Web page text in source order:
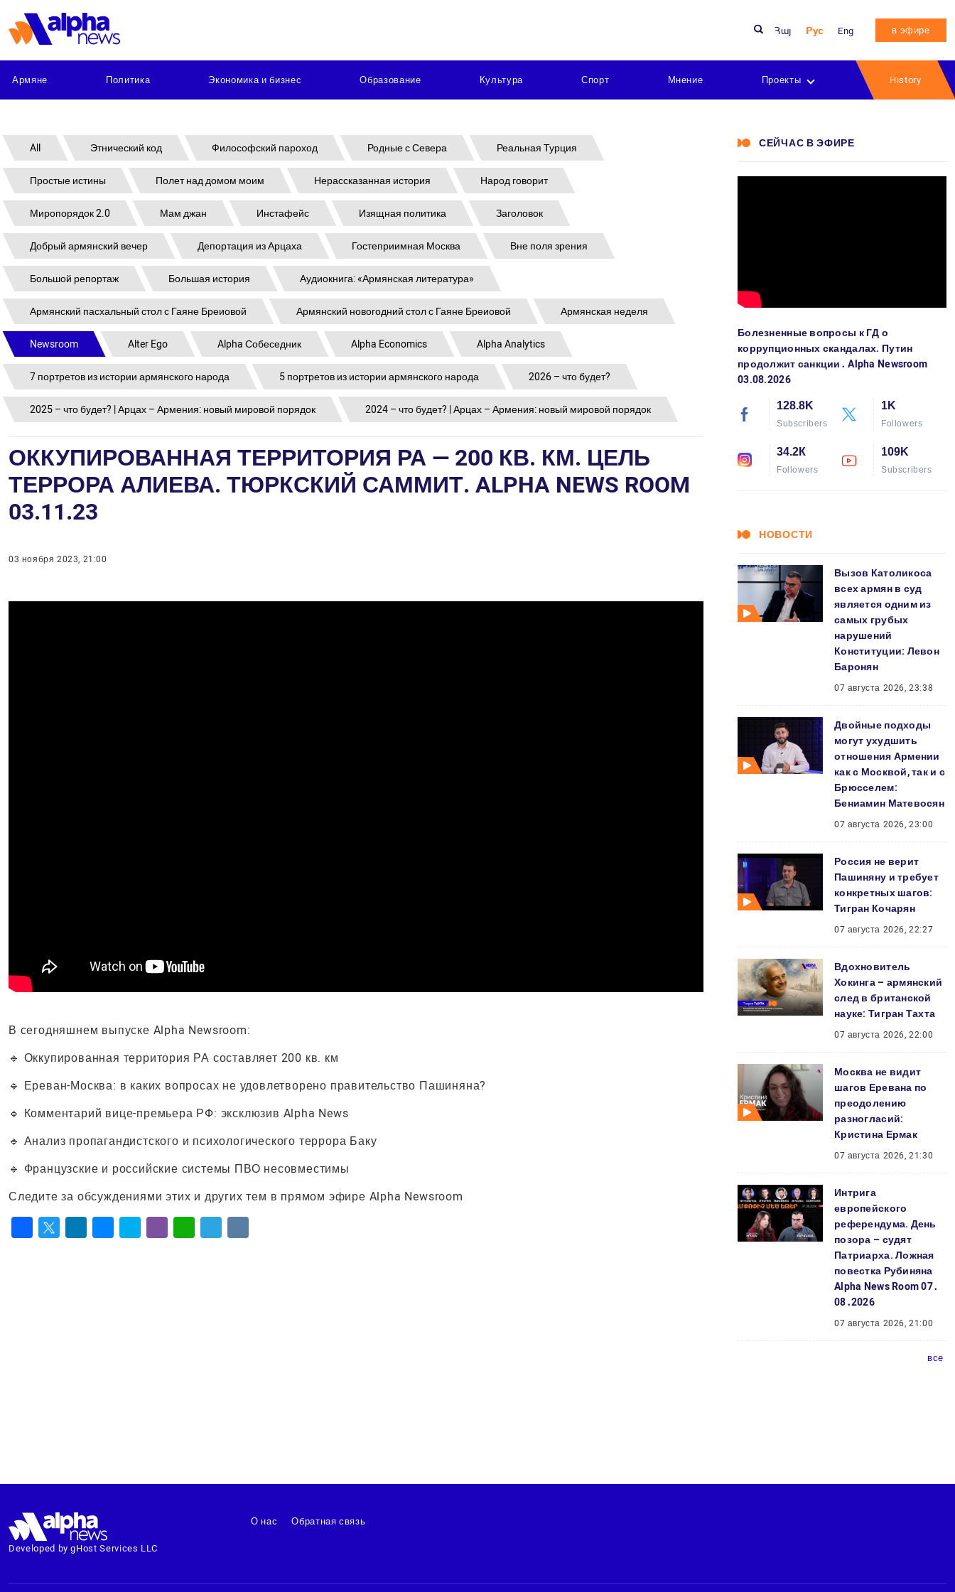
Հայ Рус Eng в эфире
Армяне Политика Экономика и бизнес Образование Культура Спорт Мнение Проекты History
All Этнический код Философский пароход Родные с Севера Реальная Турция
Простые истины Полет над домом моим Нерассказанная история Народ говорит
Миропорядок 2.0 Мам джан Инстафейс Изящная политика Заголовок
Добрый армянский вечер Депортация из Арцаха Гостеприимная Москва Вне поля зрения
Большой репортаж Большая история Аудиокнига: «Армянская литература»
Армянский пасхальный стол с Гаяне Бреиовой Армянский новогодний стол с Гаяне Бреиовой Армянская неделя
Newsroom Alter Ego Alpha Собеседник Alpha Economics Alpha Analytics
7 портретов из истории армянского народа 5 портретов из истории армянского народа 2026 – что будет?
2025 – что будет? | Арцах – Армения: новый мировой порядок 2024 – что будет? | Арцах – Армения: новый мировой порядок
ОККУПИРОВАННАЯ ТЕРРИТОРИЯ РА — 200 КВ. КМ. ЦЕЛЬ
ТЕРРОРА АЛИЕВА. ТЮРКСКИЙ САММИТ. ALPHA NEWS ROOM
03.11.23
03 ноября 2023, 21:00
В сегодняшнем выпуске Alpha Newsroom:
🔹 Оккупированная территория РА составляет 200 кв. км
🔹 Ереван-Москва: в каких вопросах не удовлетворено правительство Пашиняна?
🔹 Комментарий вице-премьера РФ: эксклюзив Alpha News
🔹 Анализ пропагандистского и психологического террора Баку
🔹 Французские и российские системы ПВО несовместимы
Следите за обсуждениями этих и других тем в прямом эфире Alpha Newsroom
СЕЙЧАС В ЭФИРЕ
Болезненные вопросы к ГД о
коррупционных скандалах. Путин
продолжит санкции․ Alpha Newsroom
03.08.2026
128.8K
Subscribers
1K
Followers
34.2К
Followers
109K
Subscribers
НОВОСТИ
Вызов Католикоса
всех армян в суд
является одним из
самых грубых
нарушений
Конституции: Левон
Баронян
07 августа 2026, 23:38
Двойные подходы
могут ухудшить
отношения Армении
как с Москвой, так и с
Брюсселем:
Бениамин Матевосян
07 августа 2026, 23:00
Россия не верит
Пашиняну и требует
конкретных шагов:
Тигран Кочарян
07 августа 2026, 22:27
Вдохновитель
Хокинга – армянский
след в британской
науке: Тигран Тахта
07 августа 2026, 22:00
Москва не видит
шагов Еревана по
преодолению
разногласий:
Кристина Ермак
07 августа 2026, 21:30
Интрига
европейского
референдума. День
позора – судят
Патриарха. Ложная
повестка Рубиняна
Alpha News Room 07․
08․2026
07 августа 2026, 21:00
все
Developed by gHost Services LLC
О нас Обратная связь